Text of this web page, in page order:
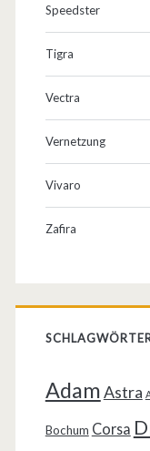
Speedster
Tigra
Vectra
Vernetzung
Vivaro
Zafira
AdamAstra
Bochum Corsa